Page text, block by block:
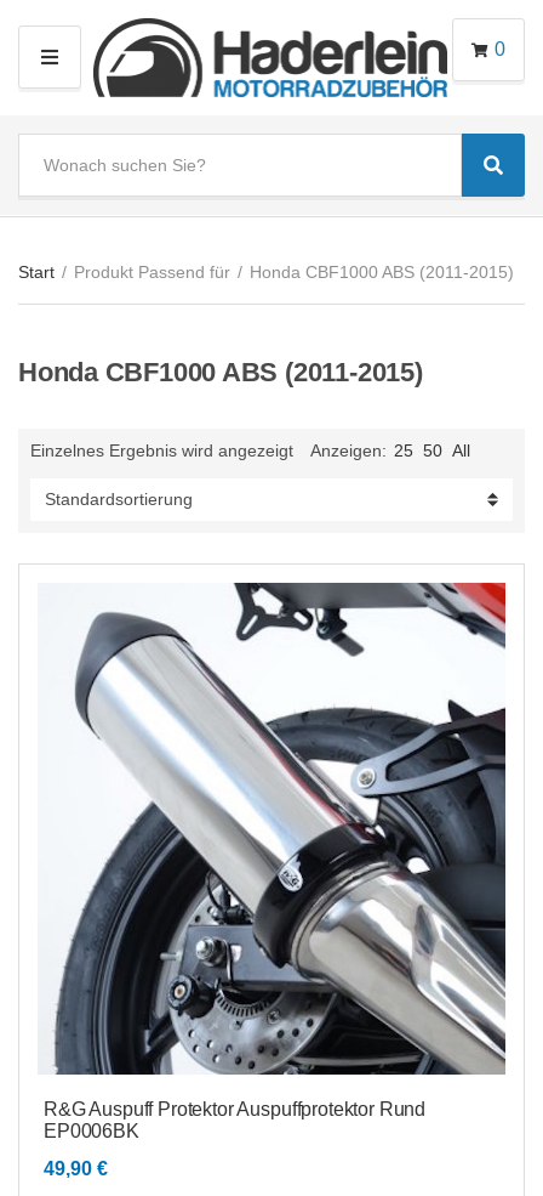
M
U
e
y
c
x
0
Start / Produkt Passend für / Honda CBF1000 ABS (2011-2015)
Honda CBF1000 ABS (2011-2015)
Einzelnes Ergebnis wird angezeigt Anzeigen: 25 50 All
R&G Auspuff Protektor Auspuffprotektor Rund
EP0006BK
49,90 €